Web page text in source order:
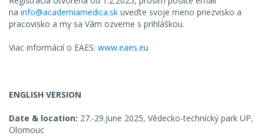
na info@academiamedica.sk uveďte svoje meno priezvisko a
pracovisko a my sa Vám ozveme s prihláškou.
Viac informácií o EAES: www.eaes.eu
ENGLISH VERSION
Date & location: 27.-29.June 2025, Vědecko-technický park UP,
Olomouc